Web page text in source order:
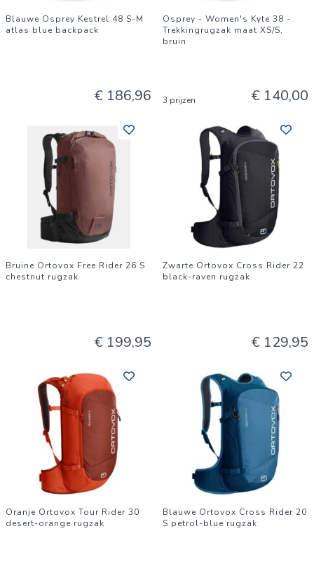
Blauwe Osprey Kestrel 48 S-M
atlas blue backpack
€ 186,96
Osprey - Women's Kyte 38 -
Trekkingrugzak maat XS/S,
bruin
3 prijzen € 140,00
Bruine Ortovox Free Rider 26 S
chestnut rugzak
€ 199,95
Zwarte Ortovox Cross Rider 22
black-raven rugzak
€ 129,95
Oranje Ortovox Tour Rider 30
desert-orange rugzak
Blauwe Ortovox Cross Rider 20
S petrol-blue rugzak